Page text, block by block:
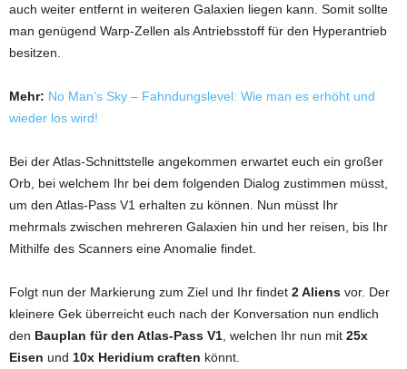
auch weiter entfernt in weiteren Galaxien liegen kann. Somit sollte
man genügend Warp-Zellen als Antriebsstoff für den Hyperantrieb
besitzen.
Mehr: No Man’s Sky – Fahndungslevel: Wie man es erhöht und
wieder los wird!
Bei der Atlas-Schnittstelle angekommen erwartet euch ein großer
Orb, bei welchem Ihr bei dem folgenden Dialog zustimmen müsst,
um den Atlas-Pass V1 erhalten zu können. Nun müsst Ihr
mehrmals zwischen mehreren Galaxien hin und her reisen, bis Ihr
Mithilfe des Scanners eine Anomalie findet.
Folgt nun der Markierung zum Ziel und Ihr findet 2 Aliens vor. Der
kleinere Gek überreicht euch nach der Konversation nun endlich
den Bauplan für den Atlas-Pass V1 , welchen Ihr nun mit 25x
Eisen und 10x Heridium craften könnt.